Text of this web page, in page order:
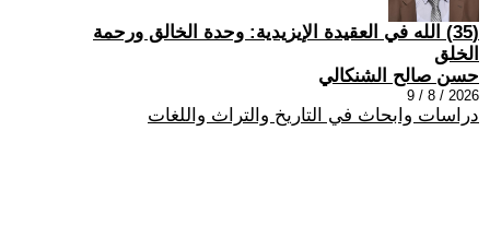
(35) الله في العقيدة الإيزيدية: وحدة الخالق ورحمة
الخلق
حسن صالح الشنكالي
2026 / 8 / 9
دراسات وابحاث في التاريخ والتراث واللغات